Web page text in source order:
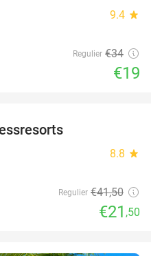
9.4 star
Regulier €34
€19
8.8 star
Regulier €41,50
€21 ,50